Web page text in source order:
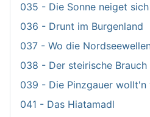
035 - Die Sonne neiget sich
036 - Drunt im Burgenland
037 - Wo die
038 - Der steirische Brauch
039 - Die Pinzgauer
041 - Das Hiatamadl